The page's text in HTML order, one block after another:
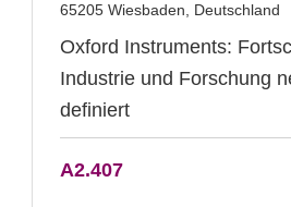
65205 Wiesbaden, Deutschland
Oxford Instruments:
Industrie und Forschung
definiert
A2.407